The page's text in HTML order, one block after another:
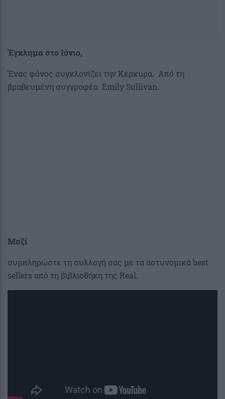
Έγκλημα στο Ιόνιο,
Ένας φόνος συγκλονίζει την Κέρκυρα. Από τη
βραβευμένη συγγραφέα Emily Sullivan.
Μαζί
συμπληρώστε τη συλλογή σας με τα αστυνομικά best
sellers από τη βιβλιοθήκη της Real.